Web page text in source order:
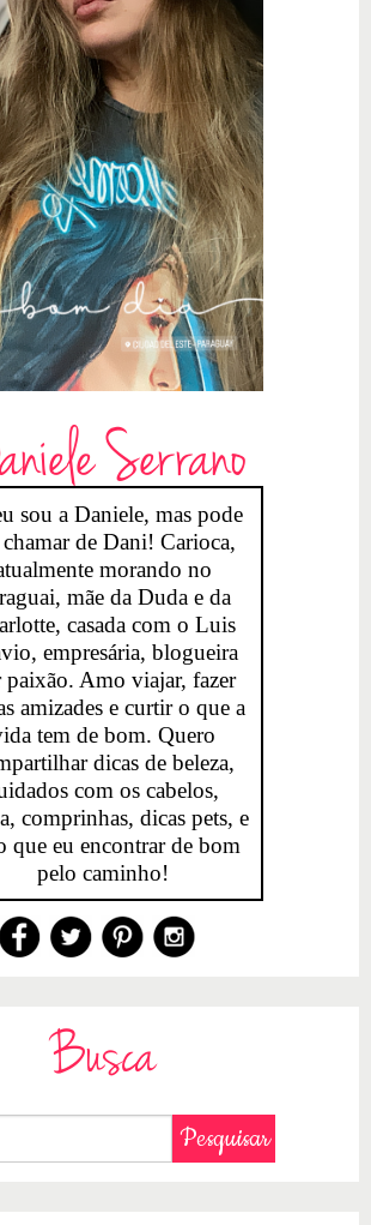
Serrano
sou a Daniele, mas pode
de Dani! Carioca,
morando no
mãe da Duda e da
casada com o Luis
empresária, blogueira
paixão. Amo viajar, fazer
amizades e curtir o que a
tem de bom. Quero
dicas de beleza,
com os cabelos,
comprinhas, dicas pets, e
que eu encontrar de bom
pelo caminho!
Busca